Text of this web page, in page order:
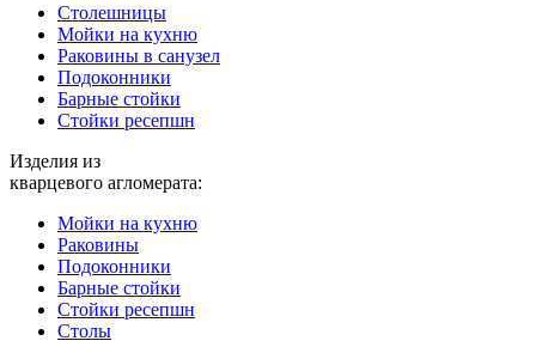
Столешницы
Мойки на кухню
Раковины в санузел
Подоконники
Барные стойки
Стойки ресепшн
Изделия из
кварцевого агломерата:
Мойки на кухню
Раковины
Подоконники
Барные стойки
Стойки ресепшн
Столы